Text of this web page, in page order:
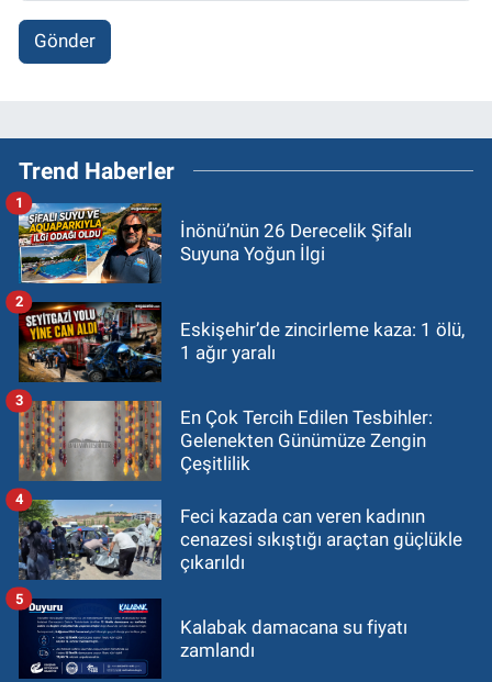
Gönder
Trend Haberler
İnönü’nün 26 Derecelik Şifalı
Suyuna Yoğun İlgi
1
Eskişehir’de zincirleme kaza: 1 ölü,
1 ağır yaralı
2
En Çok Tercih Edilen Tesbihler:
Gelenekten Günümüze Zengin
Çeşitlilik
3
Feci kazada can veren kadının
cenazesi sıkıştığı araçtan güçlükle
çıkarıldı
4
Kalabak damacana su fiyatı
zamlandı
5